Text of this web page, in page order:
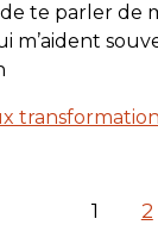
de te parler
m’aident
1 2